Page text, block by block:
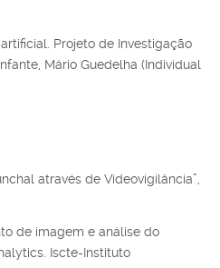
Projeto de Investigação
Mário Guedelha (Individual
através de Videovigilância”,
de imagem e análise do
Iscte-Instituto